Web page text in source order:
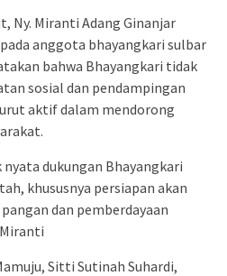
Ny. Miranti Adang Ginanjar
anggota bhayangkari sulbar
bahwa Bhayangkari tidak
sosial dan pendampingan
aktif dalam mendorong
dukungan Bhayangkari
khususnya persiapan akan
dan pemberdayaan
Sitti Sutinah Suhardi,